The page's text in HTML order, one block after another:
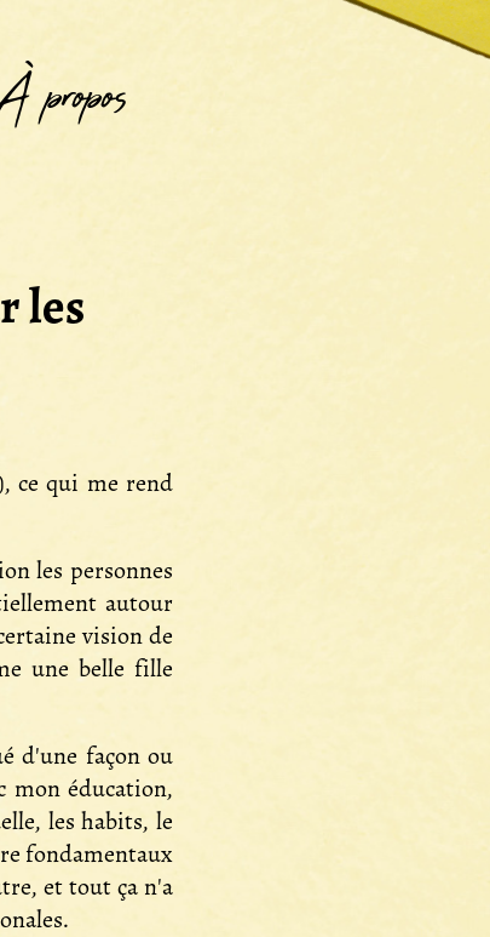
propos
les
ce qui me rend
les personnes
autour
vision de
une belle fille
d'une façon ou
mon éducation,
les habits, le
fondamentaux
et tout ça n'a